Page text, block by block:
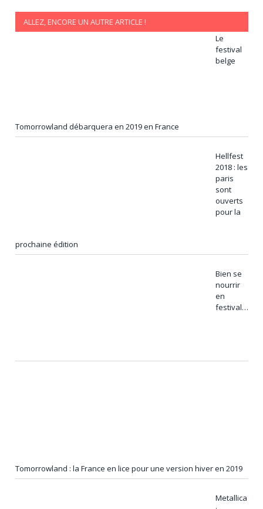
ALLEZ, ENCORE UN AUTRE ARTICLE !
Le
festival
belge
Tomorrowland débarquera en 2019 en France
Hellfest
2018 : les
paris
sont
ouverts
pour la
prochaine édition
Bien se
nourrir
en
festival…
Tomorrowland : la France en lice pour une version hiver en 2019
Metallica